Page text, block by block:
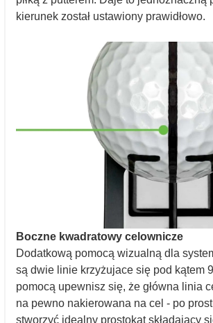
kierunek został ustawiony prawidłowo.
Boczne kwadratowy celownicze
Dodatkową pomocą wizualną dla
są dwie linie krzyżujace się pod kątem
pomocą upewnisz się, że główna linia
na pewno nakierowana na cel - po
stworzyć idealny prostokąt składający